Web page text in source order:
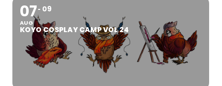
07
AUG
09
KOYO COSPLAY CAMP VOL 24